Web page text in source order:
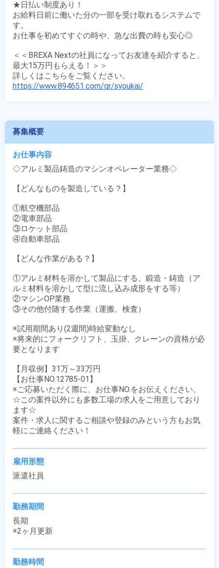
★日払い制度あり！
お給料日前に働いた分の一部を受け取れるシステムで
す。
お仕事を初めてすぐの時や、急な出費の時も安心◎
＜＜BREXA Nextの社員になってお友達を紹介すると、
最大15万円もらえる！＞＞
https://www.894651.com/qr/syoukai/
募集概要
お仕事内容
◇アルミ製品鋳造のマシンオペレーター業務◇
【どんなものを製造している？】
①航空機部品
②電車部品
③ロケット部品
④自動車部品
【どんな作業がある？】
①アルミ材料を溶かして製品にする、鍛造・鋳造（ア
ルミ材料を溶かして型に流し込み成形をする等）
②マシンOP業務
③その他付随する作業（運搬、検査）
※試用期間あり(2週間)時給変動なし
※将来的にフォークリフト、玉掛、クレーンの資格が必
要となります
【月収例】31万～33万円
【お仕事NO.12785-01】
※ご応募いただく際に、お仕事NO.をお伝えください。
☆この案件以外にも多数工場の求人をご用意しており
ます☆
案件・求人に関するご相談や登録のみという方もお気
軽にご連絡ください！
雇用形態
派遣社員
勤務期間
長期
※2ヶ月更新
勤務時間